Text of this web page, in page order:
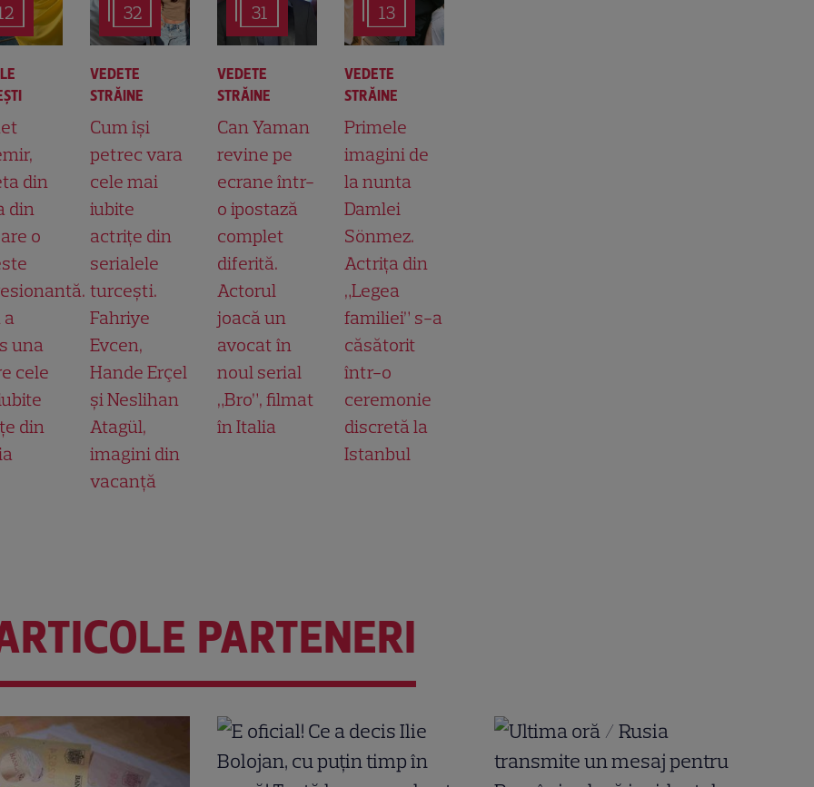
din
din
o
a
una
cele
din
32
VEDETE
STRĂINE
Cum își
petrec vara
cele mai
iubite
actrițe din
serialele
turcești.
Fahriye
Evcen,
Hande Erçel
și Neslihan
Atagül,
imagini din
vacanță
31
VEDETE
STRĂINE
Can Yaman
revine pe
ecrane într-
o ipostază
complet
diferită.
Actorul
joacă un
avocat în
noul serial
„Bro”, filmat
în Italia
13
VEDETE
STRĂINE
Primele
imagini de
la nunta
Damlei
Sönmez.
Actrița din
„Legea
familiei” s-a
căsătorit
într-o
ceremonie
discretă la
Istanbul
PARTENERI